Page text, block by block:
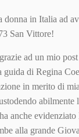
donna in Italia ad
San Vittore!
ad un mio
guida di Regina
in merito di
abilmente
anche evidenziato
alla grande